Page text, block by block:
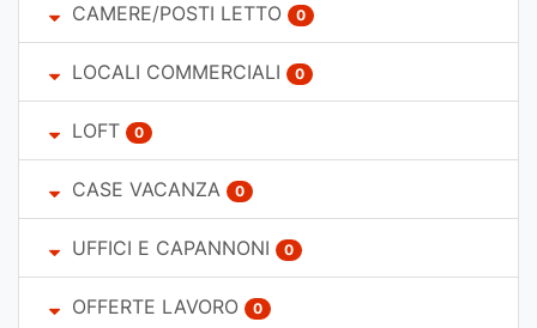
CAMERE/POSTI LETTO 0
LOCALI COMMERCIALI 0
LOFT 0
CASE VACANZA 0
UFFICI E CAPANNONI 0
OFFERTE LAVORO 0